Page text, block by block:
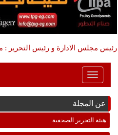
رئيس مجلس الادارة و رئيس التحرير :
Toggle
Navigation
عن المجلة
هيئة التحرير الصحفية